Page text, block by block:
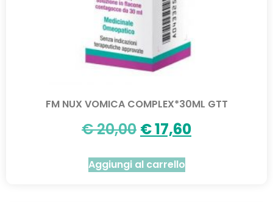
FM NUX VOMICA COMPLEX*30ML GTT
€20,00 €17,60
Aggiungi al carrello